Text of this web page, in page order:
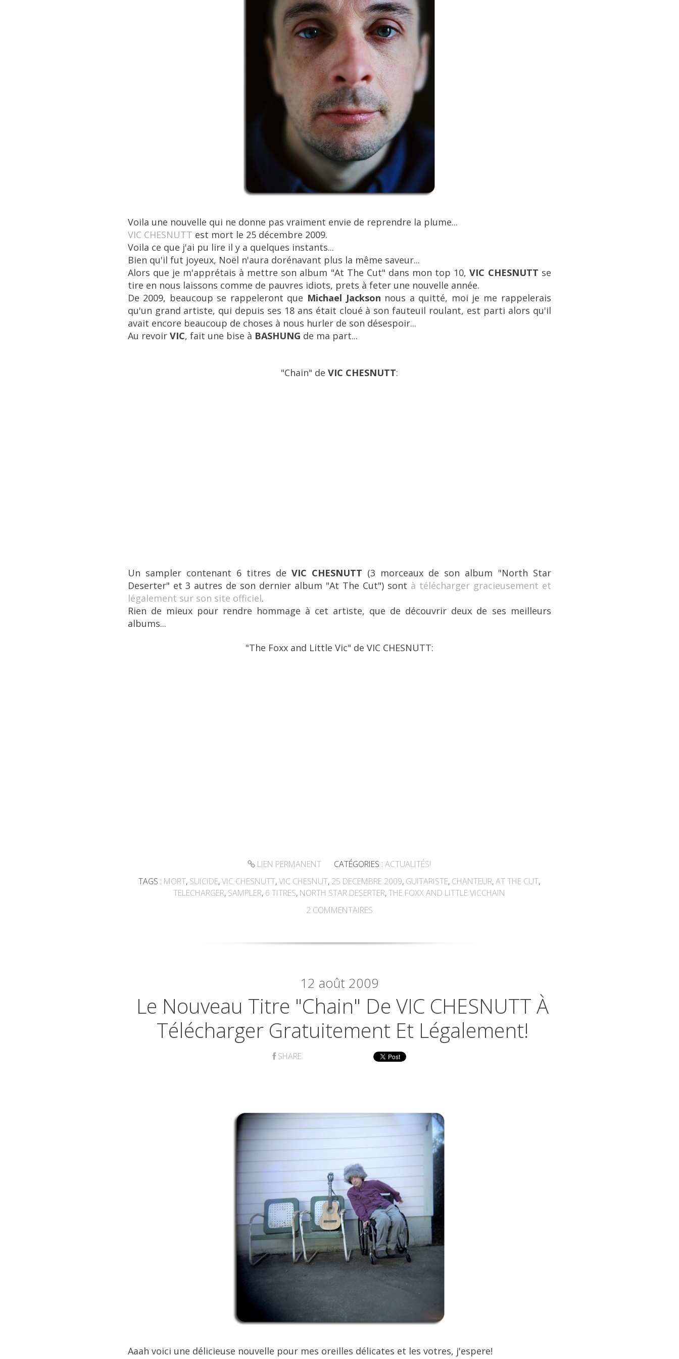
Voila une nouvelle qui ne donne pas vraiment envie de reprendre la plume...
VIC CHESNUTT est mort le 25 décembre 2009.
Voila ce que j'ai pu lire il y a quelques instants...
Bien qu'il fut joyeux, Noël n'aura dorénavant plus la même saveur...
Alors que je m'apprétais à mettre son album "At The Cut" dans mon top 10,VIC CHESNUTT se
tire en nous laissons comme de pauvres idiots, prets à feter une nouvelle année.
De 2009, beaucoup se rappeleront que Michael Jackson nous a quitté, moi je me rappelerais
qu'un grand artiste, qui depuis ses 18 ans était cloué à son fauteuil roulant, est parti alors qu'il
avait encore beaucoup de choses à nous hurler de son désespoir...
Au revoir VIC, fait une bise à BASHUNG de ma part...
"Chain" de VIC CHESNUTT:
Un sampler contenant 6 titres deVIC CHESNUTT (3 morceaux de son album "North Star
Deserter" et 3 autres de son dernier album "At The Cut") sont à télécharger gracieusement et
légalement sur son site officiel.
Rien de mieux pour rendre hommage à cet artiste, que de découvrir deux de ses meilleurs
albums...
"The Foxx and Little Vic" de VIC CHESNUTT:
LIEN PERMANENT CATÉGORIES :ACTUALITÉS!
TAGS : MORT, SUICIDE,VIC CHESNUTT,VIC CHESNUT, 25 DECEMBRE 2009, GUITARISTE, CHANTEUR,AT THE CUT,
TELECHARGER, SAMPLER, 6 TITRES, NORTH STAR DESERTER,THE FOXX AND LITTLE VICCHAIN
2 COMMENTAIRES
12 août 2009
Le Nouveau Titre "Chain" De VIC CHESNUTT À
Télécharger Gratuitement Et Légalement!
SHARE
Aaah voici une délicieuse nouvelle pour mes oreilles délicates et les votres, j'espere!